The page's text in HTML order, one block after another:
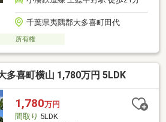
千葉県夷隅郡大多喜町田代
所有権
多喜町横山 1,780万円 5LDK
1,780万円
間取り 5LDK